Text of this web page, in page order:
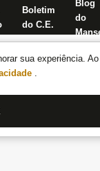
sua experiência.
.
Boletim
do C.E.
Blog
do